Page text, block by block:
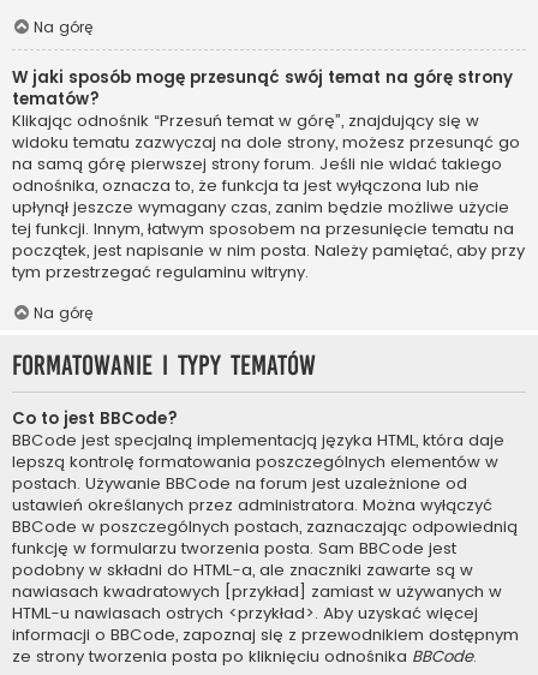
Na górę
W jaki sposób mogę przesunąć swój temat na górę strony
tematów?
Klikając odnośnik “Przesuń temat w górę”, znajdujący się w
widoku tematu zazwyczaj na dole strony, możesz przesunąć go
na samą górę pierwszej strony forum. Jeśli nie widać takiego
odnośnika, oznacza to, że funkcja ta jest wyłączona lub nie
upłynął jeszcze wymagany czas, zanim będzie możliwe użycie
tej funkcji. Innym, łatwym sposobem na przesunięcie tematu na
początek, jest napisanie w nim posta. Należy pamiętać, aby przy
tym przestrzegać regulaminu witryny.
Na górę
Formatowanie i typy tematów
Co to jest BBCode?
BBCode jest specjalną implementacją języka HTML, która daje
lepszą kontrolę formatowania poszczególnych elementów w
postach. Używanie BBCode na forum jest uzależnione od
ustawień określanych przez administratora. Można wyłączyć
BBCode w poszczególnych postach, zaznaczając odpowiednią
funkcję w formularzu tworzenia posta. Sam BBCode jest
podobny w składni do HTML-a, ale znaczniki zawarte są w
nawiasach kwadratowych [przykład] zamiast w używanych w
HTML-u nawiasach ostrych <przykład>. Aby uzyskać więcej
informacji o BBCode, zapoznaj się z przewodnikiem dostępnym
ze strony tworzenia posta po kliknięciu odnośnika BBCode.